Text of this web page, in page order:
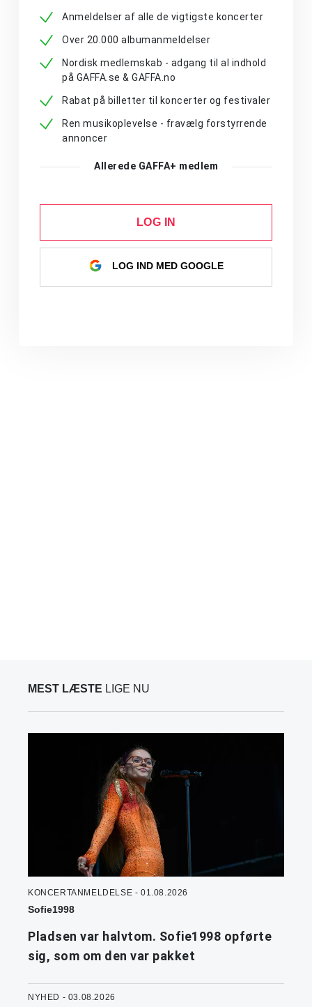
Anmeldelser af alle de vigtigste koncerter
Over 20.000 albumanmeldelser
Nordisk medlemskab - adgang til al indhold
på GAFFA.se & GAFFA.no
Rabat på billetter til koncerter og festivaler
Ren musikoplevelse - fravælg forstyrrende
annoncer
Allerede GAFFA+ medlem
LOG IN
LOG IND MED GOOGLE
MEST LÆSTE LIGE NU
KONCERTANMELDELSE - 01.08.2026
Sofie1998
Pladsen var halvtom. Sofie1998 opførte
sig, som om den var pakket
NYHED - 03.08.2026